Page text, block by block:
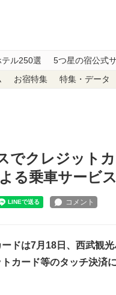
テル250選 5つ星の宿公式
お宿特集 特集・データ
レジットカードやデビットカ
でクレジット
る乗車サービ
ドは7月18日、西武観光
カード等のタッチ決済